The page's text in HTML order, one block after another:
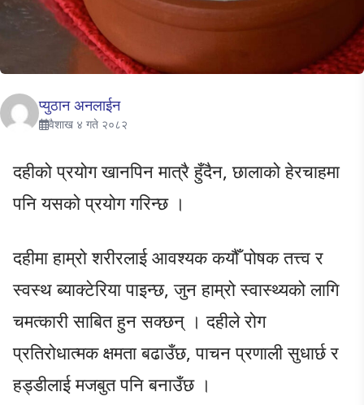
प्युठान अनलाईन
वैशाख ४ गते २०८२
दहीको प्रयोग खानपिन मात्रै हुँदैन, छालाको हेरचाहमा
पनि यसको प्रयोग गरिन्छ ।
दहीमा हाम्रो शरीरलाई आवश्यक कयौँ पोषक तत्त्व र
स्वस्थ ब्याक्टेरिया पाइन्छ, जुन हाम्रो स्वास्थ्यको लागि
चमत्कारी साबित हुन सक्छन् । दहीले रोग
प्रतिरोधात्मक क्षमता बढाउँछ, पाचन प्रणाली सुधार्छ र
हड्डीलाई मजबुत पनि बनाउँछ ।